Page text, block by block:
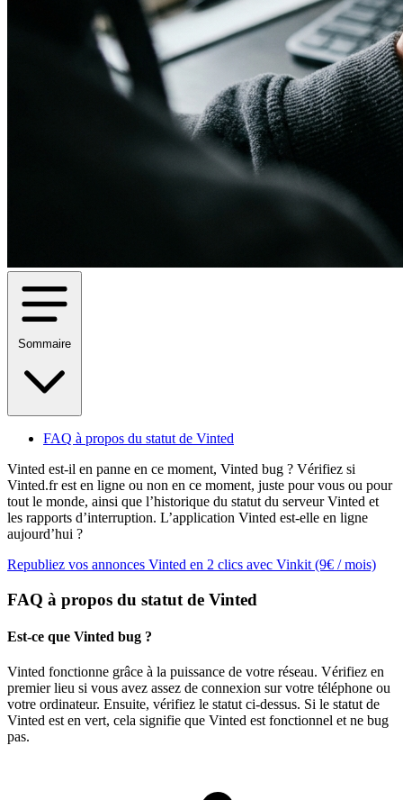
Sommaire
FAQ à propos du statut de Vinted
Vinted est-il en panne en ce moment, Vinted bug ? Vérifiez si
Vinted.fr est en ligne ou non en ce moment, juste pour vous ou pour
tout le monde, ainsi que l’historique du statut du serveur Vinted et
les rapports d’interruption. L’application Vinted est-elle en ligne
aujourd’hui ?
Republiez vos annonces Vinted en 2 clics avec Vinkit (9€ / mois)
FAQ à propos du statut de Vinted
Est-ce que Vinted bug ?
Vinted fonctionne grâce à la puissance de votre réseau. Vérifiez en
premier lieu si vous avez assez de connexion sur votre téléphone ou
votre ordinateur. Ensuite, vérifiez le statut ci-dessus. Si le statut de
Vinted est en vert, cela signifie que Vinted est fonctionnel et ne bug
pas.